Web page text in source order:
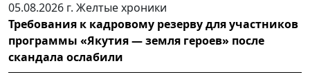
05.08.2026 г. Желтые хроники
Требования к кадровому резерву для участников
программы «Якутия — земля героев» после
скандала ослабили